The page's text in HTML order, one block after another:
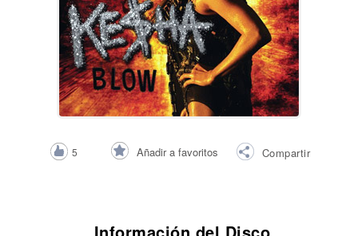
5 Añadir a favoritos Compartir